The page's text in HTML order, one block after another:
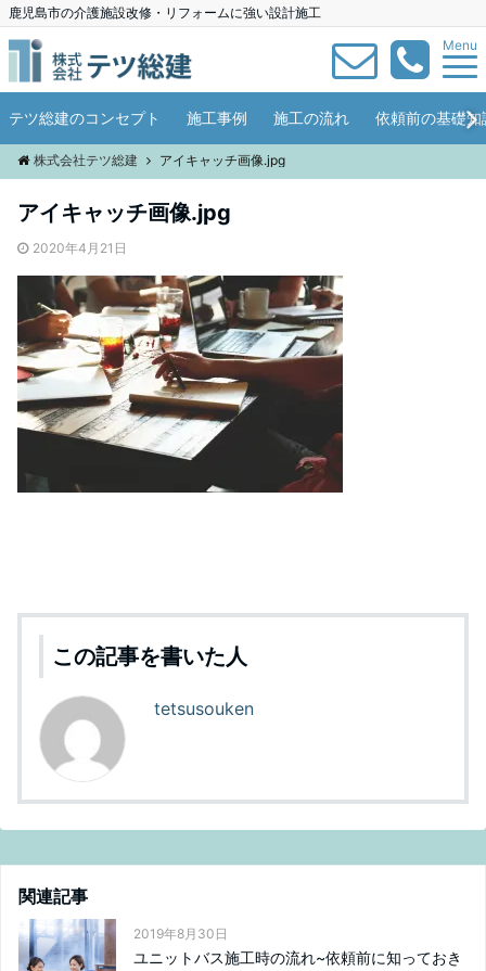
鹿児島市の介護施設改修・リフォームに強い設計施工
Menu
テツ総建のコンセプト 施工事例 施工の流れ 依頼前の基礎知
株式会社テツ総建 アイキャッチ画像.jpg
アイキャッチ画像.jpg
2020年4月21日
この記事を書いた人
tetsusouken
関連記事
2019年8月30日
ユニットバス施工時の流れ~依頼前に知っておき